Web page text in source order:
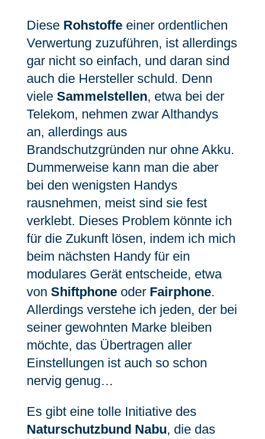
Diese Rohstoffeeiner ordentlichen
Verwertung zuzuführen, ist allerdings
gar nicht so einfach, und daran sind
auch die Hersteller schuld. Denn
viele Sammelstellen, etwa bei der
Telekom, nehmen zwar Althandys
an, allerdings aus
Brandschutzgründen nur ohne Akku.
Dummerweise kann man die aber
bei den wenigsten Handys
rausnehmen, meist sind sie fest
verklebt. Dieses Problem könnte ich
für die Zukunft lösen, indem ich mich
beim nächsten Handy für ein
modulares Gerät entscheide, etwa
von Shiftphoneoder Fairphone.
Allerdings verstehe ich jeden, der bei
seiner gewohnten Marke bleiben
möchte, das Übertragen aller
Einstellungen ist auch so schon
nervig genug…
Es gibt eine tolle Initiative des
Naturschutzbund Nabu, die das